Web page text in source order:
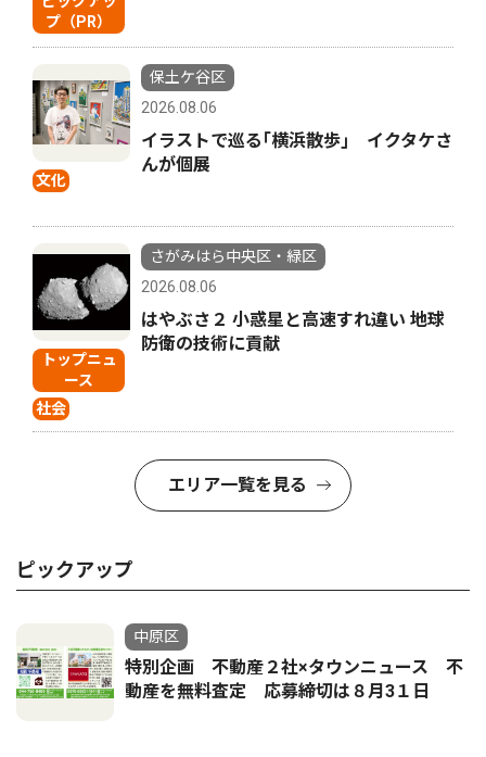
プ（PR）
文化
保土ケ谷区
2026.08.06
イラストで巡る｢横浜散歩｣ イクタケさ
んが個展
トップニュ
ース
社会
さがみはら中央区・緑区
2026.08.06
はやぶさ２ 小惑星と高速すれ違い 地球
防衛の技術に貢献
エリア一覧を見る
ピックアップ
中原区
特別企画 不動産２社×タウンニュース 不
動産を無料査定 応募締切は８月3１日